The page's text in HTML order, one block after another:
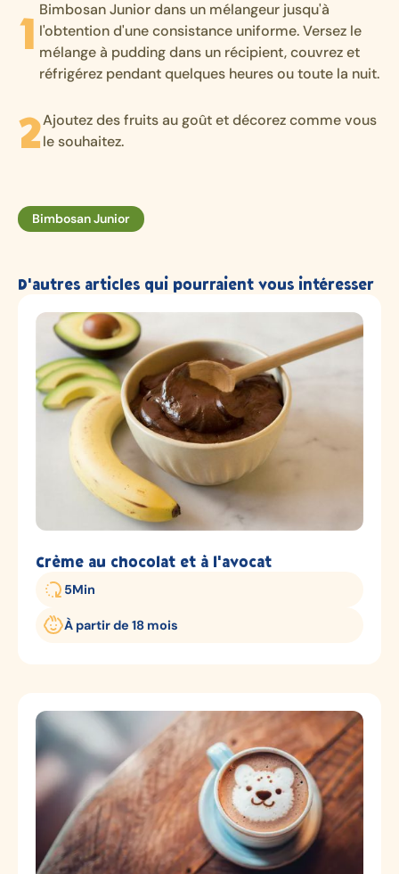
Bimbosan Junior dans un mélangeur jusqu'à
l'obtention d'une consistance uniforme. Versez le
mélange à pudding dans un récipient, couvrez et
réfrigérez pendant quelques heures ou toute la nuit.
Ajoutez des fruits au goût et décorez comme vous
le souhaitez.
Bimbosan Junior
D'autres articles qui pourraient vous intéresser
Crème au chocolat et à l'avocat
5Min
À partir de 18 mois